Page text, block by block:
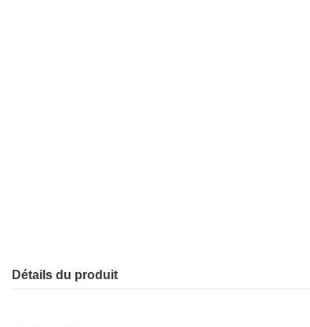
Détails du produit